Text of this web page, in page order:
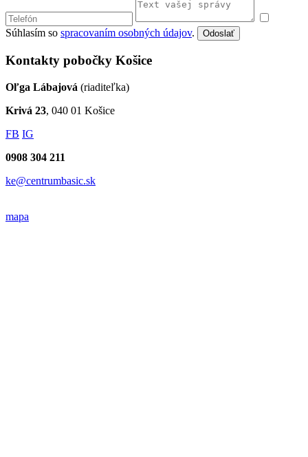
Súhlasím so spracovaním osobných údajov. Odoslať
Kontakty pobočky Košice
Oľga Lábajová (riaditeľka)
Krivá 23, 040 01 Košice
FB IG
0908 304 211
ke@centrumbasic.sk
mapa